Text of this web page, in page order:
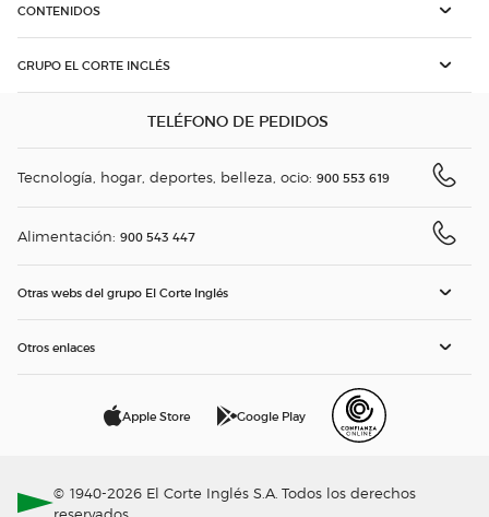
CONTENIDOS
GRUPO EL CORTE INGLÉS
TELÉFONO DE PEDIDOS
Tecnología, hogar, deportes, belleza, ocio: 900 553 619
Alimentación: 900 543 447
Otras webs del grupo El Corte Inglés
Otros enlaces
Apple Store Google Play
© 1940-2026 El Corte Inglés S.A. Todos los derechos